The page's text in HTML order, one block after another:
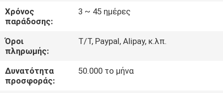
ΜΑΣ
ΕΛΆΤΕ
ΣΕ
ΕΠΑΦΉ
ΜΕ
Χρόνος
παράδοσης:
3 ~ 45 ημέρες
Όροι
πληρωμής:
T/T, Paypal, Alipay, κ.λπ.
Δυνατότητα
προσφοράς:
50.000 το μήνα